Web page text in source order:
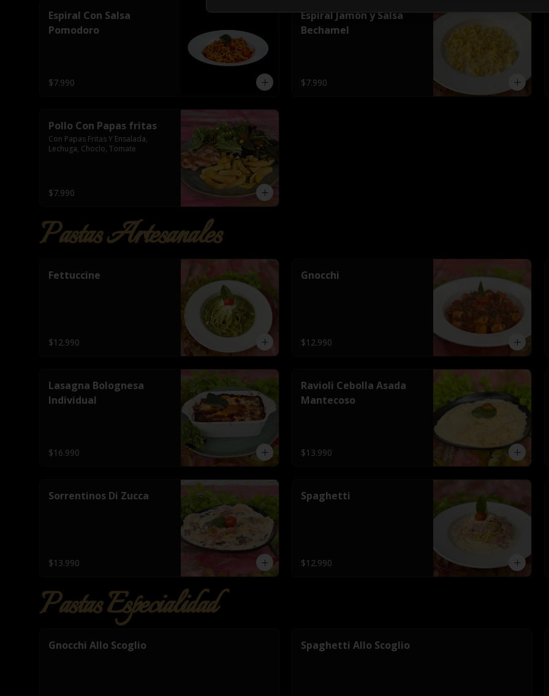
Espiral Con Salsa
Pomodoro
$7.990
Espiral Jamón y Salsa
Bechamel
$7.990
Pollo Con Papas fritas
Con Papas Fritas Y Ensalada,
Lechuga, Choclo, Tomate
$7.990
Pastas Artesanales
Fettuccine
$12.990
Gnocchi
$12.990
Lasagna Bolognesa
Individual
$16.990
Ravioli Cebolla Asada
Mantecoso
$13.990
Sorrentinos Di Zucca
$13.990
Spaghetti
$12.990
Pastas Especialidad
Gnocchi Allo Scoglio Spaghetti Allo Scoglio